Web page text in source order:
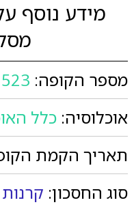
מידע נוסף
מספר הקופה:
אוכלוסיה: כלל
תאריך הקמת
סוג החסכון: